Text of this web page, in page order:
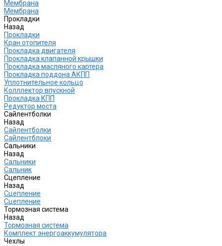
Мембрана
Мембрана
Прокладки
Назад
Прокладки
Кран отопителя
Прокладка двигателя
Прокладка клапанной крышки
Прокладка масляного картера
Прокладка поддона АКПП
Уплотнительное кольцо
Колллектор впускной
Прокладка КПП
Редуктор моста
Сайлентболки
Назад
Сайлентболки
Сайлентблоки
Сальники
Назад
Сальники
Сальник
Сцепление
Назад
Сцепление
Сцепление
Тормозная система
Назад
Тормозная система
Комплект энергоаккумулятора
Чехлы